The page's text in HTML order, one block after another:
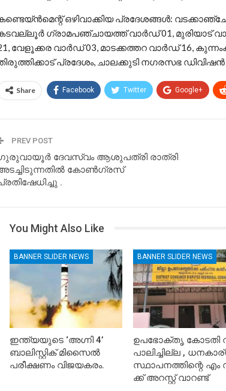
ഒഴിവാക്കിയ പ്രദേശങ്ങൾ:
ഗ്രാമപഞ്ചായത്ത് വാർഡ് 01, മുരിയാട്
വേളൂക്കര വാർഡ് 03, മാടക്കത്തറ വാർഡ് 16,
പ്രദേശം, ചാലക്കുടി നഗരസഭ ഡിവിഷൻ
Share Facebook Twitter Google+
PREV POST
ദേവസ്വം ആശുപത്രി രാത്രി
കോണ്‍ഗ്രസ്
.
You Might Also Like
BANNER SLIDER NEWS
ഇന്ത്യയുടെ ‘അഗ്നി 4’
ബാലിസ്റ്റിക് മിസൈൽ
പരീക്ഷണം വിജയകരം.
BANNER SLIDER NEWS
ഉപഭോക്തൃ കോടതി
പാലിച്ചില്ല ,
സ്ഥാപനത്തിന്റെ എം
ക്ക് അറസ്റ്റ് വാറണ്ട്